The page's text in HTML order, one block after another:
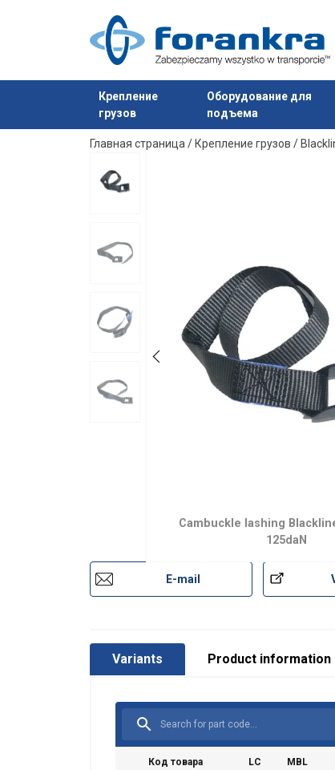
Крепление
грузов
Оборудование для
подъема
Продукт добавлен в ваш запрос
Главная страница / Крепление грузов /
Cambuckle lashing
125daN
E-mail
Variants Product information
Код товара
LC
MBL
Marking: